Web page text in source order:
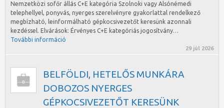
Nemzetközi sofőr állás C+E kategória Szolnoki vagy Alsónémedi
telephellyel, ponyvás, nyerges szerelvényre gyakorlattal rendelkező
megbízható, leinformálható gépkocsivezetőt keresünk azonnali
kezdéssel. Elvárások: Érvényes C+E kategóriás jogosítvány…
További információ
29 júl 2026
BELFÖLDI, HETELŐS MUNKÁRA
DOBOZOS NYERGES
GÉPKOCSIVEZETŐT KERESÜNK